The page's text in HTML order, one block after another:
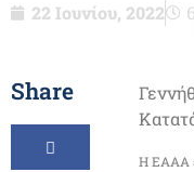
22 Ιουνίου, 2022
Share
Η ΕΑΑΑ